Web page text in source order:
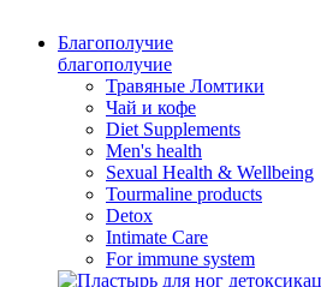
Благополучие
благополучие
Травяные Ломтики
Чай и кофе
Diet Supplements
Men's health
Sexual Health & Wellbeing
Tourmaline products
Detox
Intimate Care
For immune system